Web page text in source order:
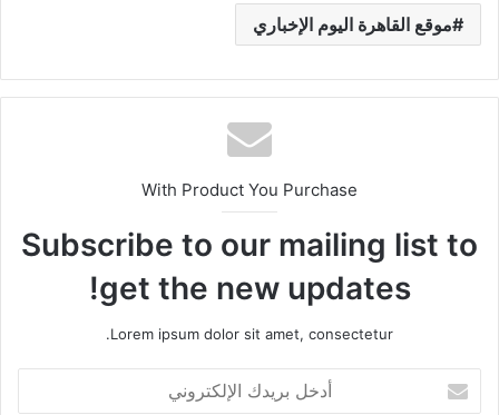
موقع القاهرة اليوم الإخباري
With Product You Purchase
Subscribe to our mailing list to
get the new updates!
Lorem ipsum dolor sit amet, consectetur.